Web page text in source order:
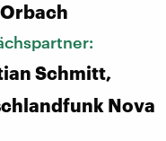
Schmitt,
Nova